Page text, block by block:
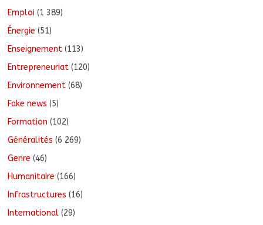
Emploi (1 389)
Énergie (51)
Enseignement (113)
Entrepreneuriat (120)
Environnement (68)
Fake news (5)
Formation (102)
Généralités (6 269)
Genre (46)
Humanitaire (166)
Infrastructures (16)
International (29)